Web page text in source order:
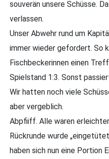
souverän unsere Schüsse.
verlassen.
Unser Abwehr rund um
immer wieder gefordert. So
Fischbeckerinnen einen
Spielstand 1:3. Sonst
Wir hatten noch viele
aber vergeblich.
Abpfiiff. Alle waren
Rückrunde wurde
haben sich nun eine Portion